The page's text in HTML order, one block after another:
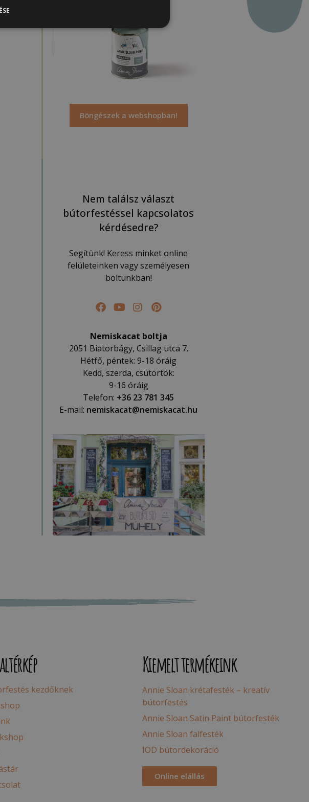
Böngészek a webshopban!
Nem találsz választ
bútorfestéssel kapcsolatos
kérdésedre?
Segítünk! Keress minket online
felületeinken vagy személyesen
boltunkban!
Nemiskacat boltja
2051 Biatorbágy, Csillag utca 7.
Hétfő, péntek: 9-18 óráig
Kedd, szerda, csütörtök:
9-16 óráig
Telefon: +36 23 781 345
E-mail: nemiskacat@nemiskacat.hu
kezdőknek
Kiemelt termékeink
Annie Sloan krétafesték – kreatív
bútorfestés
Annie Sloan Satin Paint bútorfesték
Annie Sloan falfesték
IOD bútordekoráció
Online elállás